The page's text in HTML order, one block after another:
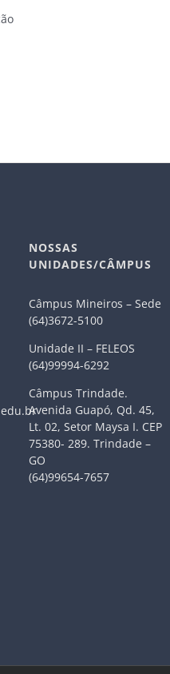
NOSSAS
UNIDADES/CÂMPUS
Câmpus Mineiros – Sede
(64)3672-5100
Unidade II – FELEOS
(64)99994-6292
Câmpus Trindade.
Avenida Guapó, Qd. 45,
Lt. 02, Setor Maysa I. CEP
75380- 289. Trindade –
GO
(64)99654-7657